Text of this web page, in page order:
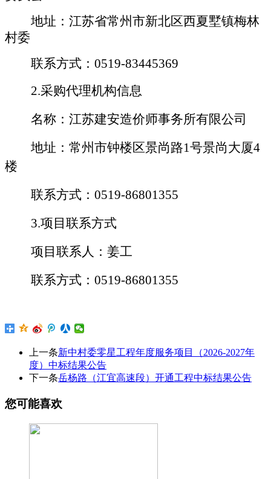
地址：江苏省常州市新北区西夏墅镇梅林
村委
联系方式： 0519-83445369
2.采购代理机构信息
名称： 江苏建安造价师事务所有限公司
地址：常州市钟楼区景尚路1号景尚大厦4
楼
联系方式： 0519-86801355
3.项目联系方式
项目联系人： 姜工
联系方式： 0519-86801355
上一条新中村委零星工程年度服务项目（2026-2027年
度）中标结果公告
下一条岳杨路（江宜高速段）开通工程中标结果公告
您可能喜欢